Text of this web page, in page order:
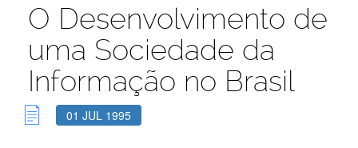
O Desenvolvimento de
uma Sociedade da
Informação no Brasil
01 JUL 1995